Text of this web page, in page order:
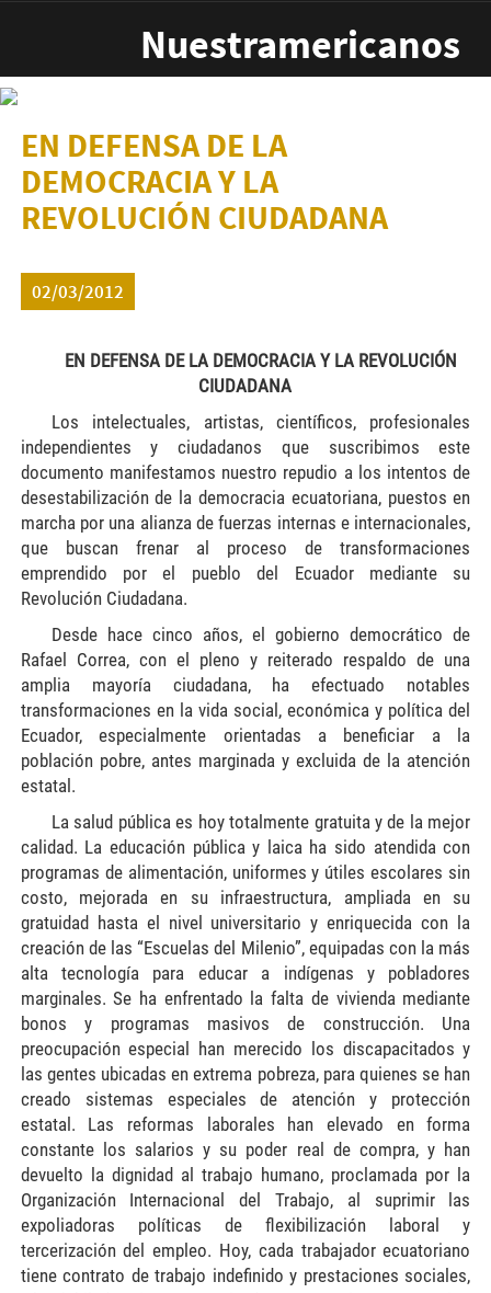
Nuestramericanos
EN DEFENSA DE LA
DEMOCRACIA Y LA
REVOLUCIÓN CIUDADANA
02/03/2012
EN DEFENSA DE LA DEMOCRACIA Y LA REVOLUCIÓN
CIUDADANA
Los intelectuales, artistas, científicos, profesionales
independientes y ciudadanos que suscribimos este
documento manifestamos nuestro repudio a los intentos de
desestabilización de la democracia ecuatoriana, puestos en
marcha por una alianza de fuerzas internas e internacionales,
que buscan frenar al proceso de transformaciones
emprendido por el pueblo del Ecuador mediante su
Revolución Ciudadana.
Desde hace cinco años, el gobierno democrático de
Rafael Correa, con el pleno y reiterado respaldo de una
amplia mayoría ciudadana, ha efectuado notables
transformaciones en la vida social, económica y política del
Ecuador, especialmente orientadas a beneficiar a la
población pobre, antes marginada y excluida de la atención
estatal.
La salud pública es hoy totalmente gratuita y de la mejor
calidad. La educación pública y laica ha sido atendida con
programas de alimentación, uniformes y útiles escolares sin
costo, mejorada en su infraestructura, ampliada en su
gratuidad hasta el nivel universitario y enriquecida con la
creación de las “Escuelas del Milenio”, equipadas con la más
alta tecnología para educar a indígenas y pobladores
marginales. Se ha enfrentado la falta de vivienda mediante
bonos y programas masivos de construcción. Una
preocupación especial han merecido los discapacitados y
las gentes ubicadas en extrema pobreza, para quienes se han
creado sistemas especiales de atención y protección
estatal. Las reformas laborales han elevado en forma
constante los salarios y su poder real de compra, y han
devuelto la dignidad al trabajo humano, proclamada por la
Organización Internacional del Trabajo, al suprimir las
expoliadoras políticas de flexibilización laboral y
tercerización del empleo. Hoy, cada trabajador ecuatoriano
tiene contrato de trabajo indefinido y prestaciones sociales,